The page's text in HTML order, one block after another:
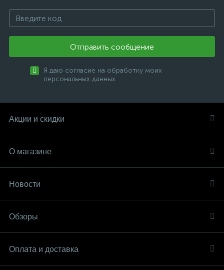
Отправить сообщение
Я даю согласие на обработку моих
персональных данных
Акции и скидки
О магазине
Новости
Обзоры
Оплата и доставка